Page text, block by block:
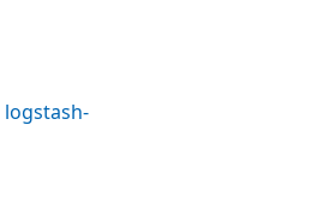
logstash-